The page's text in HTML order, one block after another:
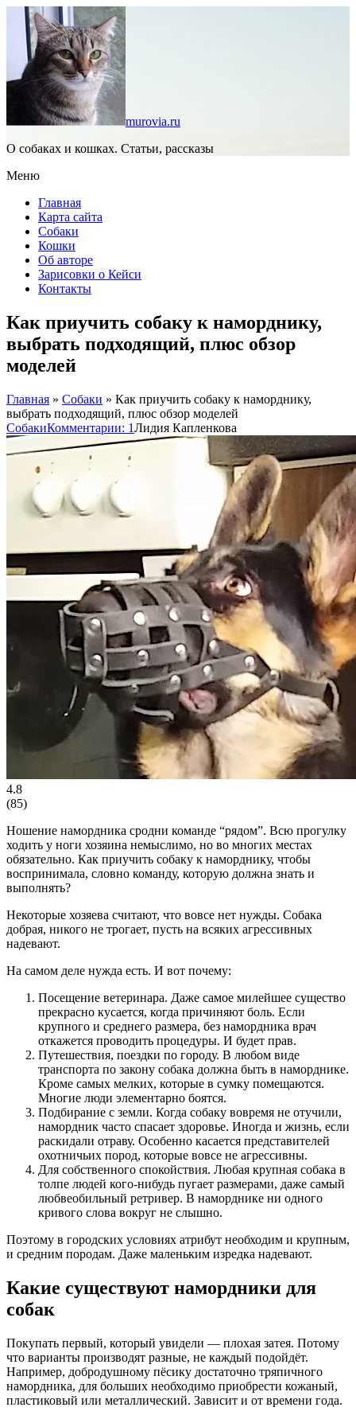
murovia.ru
О собаках и кошках. Статьи, рассказы
Меню
Главная
Карта сайта
Собаки
Кошки
Об авторе
Зарисовки о Кейси
Контакты
Как приучить собаку к наморднику,
выбрать подходящий, плюс обзор
моделей
Главная » Собаки » Как приучить собаку к наморднику,
выбрать подходящий, плюс обзор моделей
СобакиКомментарии: 1Лидия Капленкова
4.8
(85)
Ношение намордника сродни команде “рядом”. Всю прогулку
ходить у ноги хозяина немыслимо, но во многих местах
обязательно. Как приучить собаку к наморднику, чтобы
воспринимала, словно команду, которую должна знать и
выполнять?
Некоторые хозяева считают, что вовсе нет нужды. Собака
добрая, никого не трогает, пусть на всяких агрессивных
надевают.
На самом деле нужда есть. И вот почему:
Посещение ветеринара. Даже самое милейшее существо
прекрасно кусается, когда причиняют боль. Если
крупного и среднего размера, без намордника врач
откажется проводить процедуры. И будет прав.
Путешествия, поездки по городу. В любом виде
транспорта по закону собака должна быть в наморднике.
Кроме самых мелких, которые в сумку помещаются.
Многие люди элементарно боятся.
Подбирание с земли. Когда собаку вовремя не отучили,
намордник часто спасает здоровье. Иногда и жизнь, если
раскидали отраву. Особенно касается представителей
охотничьих пород, которые вовсе не агрессивны.
Для собственного спокойствия. Любая крупная собака в
толпе людей кого-нибудь пугает размерами, даже самый
любвеобильный ретривер. В наморднике ни одного
кривого слова вокруг не слышно.
Поэтому в городских условиях атрибут необходим и крупным,
и средним породам. Даже маленьким изредка надевают.
Какие существуют намордники для
собак
Покупать первый, который увидели — плохая затея. Потому
что варианты производят разные, не каждый подойдёт.
Например, добродушному пёсику достаточно тряпичного
намордника, для больших необходимо приобрести кожаный,
пластиковый или металлический. Зависит и от времени года.